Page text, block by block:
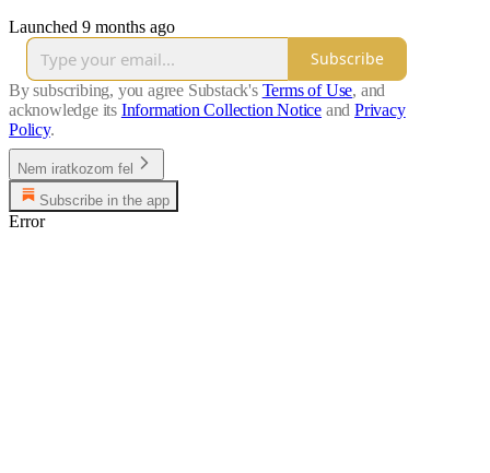
Launched 9 months ago
Subscribe
By subscribing, you agree Substack's Terms of Use, and
acknowledge its Information Collection Notice and Privacy
Policy.
Nem iratkozom fel
Subscribe in the app
Error